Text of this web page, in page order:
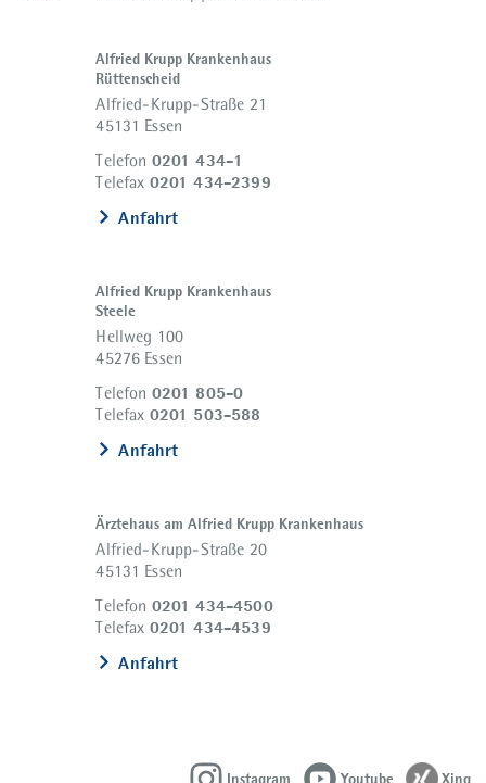
Alfried Krupp Krankenhaus
Rüttenscheid
Alfried-Krupp-Straße 21
45131 Essen
Telefon 0201 434-1
Telefax 0201 434-2399
Anfahrt
Alfried Krupp Krankenhaus
Steele
Hellweg 100
45276 Essen
Telefon 0201 805-0
Telefax 0201 503-588
Anfahrt
Ärztehaus am Alfried Krupp Krankenhaus
Alfried-Krupp-Straße 20
45131 Essen
Telefon 0201 434-4500
Telefax 0201 434-4539
Anfahrt
Instagram Youtube Xing